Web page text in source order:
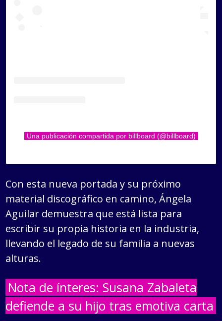
Una publicación compartida por billboard (@billboard)
Con esta nueva portada y su próximo
material discográfico en camino, Ángela
Aguilar demuestra que está lista para
escribir su propia historia en la industria,
llevando el legado de su familia a nuevas
alturas.
Nota de ínteres: Susana Zabaleta
defiende a su hijo tras emotiva carta